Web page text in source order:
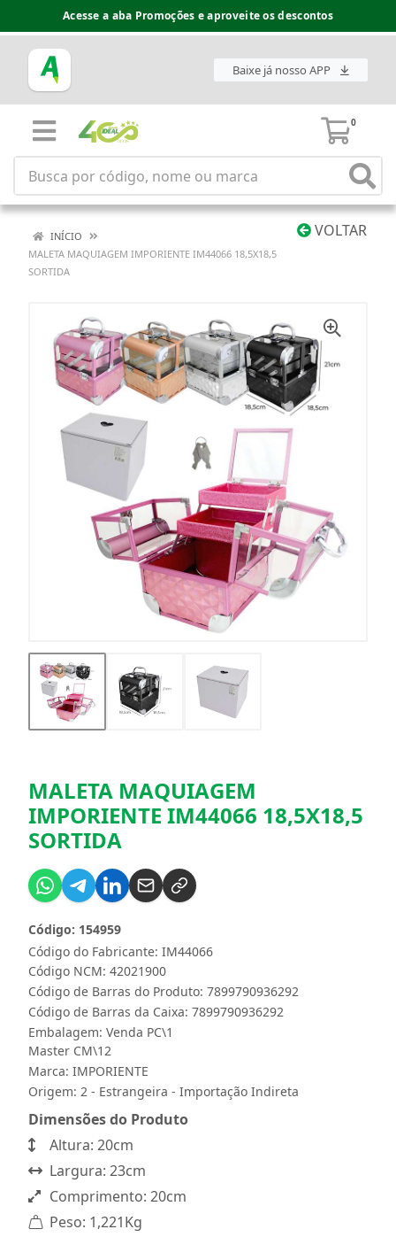
Acesse a aba Promoções e aproveite os descontos
Baixe já nosso APP
0
VOLTAR
INÍCIO
MALETA MAQUIAGEM IMPORIENTE IM44066 18,5X18,5
SORTIDA
MALETA MAQUIAGEM
IMPORIENTE IM44066 18,5X18,5
SORTIDA
Código do Fabricante: IM44066
Código: 154959
Código NCM: 42021900
Código de Barras do Produto: 7899790936292
Código de Barras da Caixa: 7899790936292
Embalagem: Venda PC\1
Master CM\12
Marca: IMPORIENTE
Origem: 2 - Estrangeira - Importação Indireta
Dimensões do Produto
Altura: 20cm
Largura: 23cm
Comprimento: 20cm
Peso: 1,221Kg